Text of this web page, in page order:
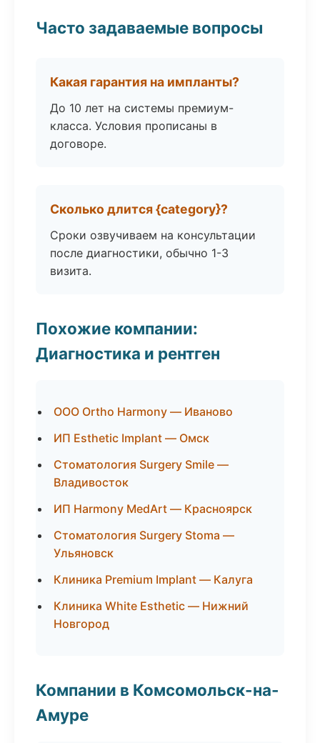
Часто задаваемые вопросы
Какая гарантия на импланты?
До 10 лет на системы премиум-
класса. Условия прописаны в
договоре.
Сколько длится {category}?
Сроки озвучиваем на консультации
после диагностики, обычно 1-3
визита.
Похожие компании:
Диагностика и рентген
ООО Ortho Harmony — Иваново
ИП Esthetic Implant — Омск
Стоматология Surgery Smile —
Владивосток
ИП Harmony MedArt — Красноярск
Стоматология Surgery Stoma —
Ульяновск
Клиника Premium Implant — Калуга
Клиника White Esthetic — Нижний
Новгород
Компании в Комсомольск-на-
Амуре